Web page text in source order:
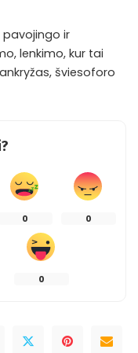
pavojingo ir
lenkimo, kur tai
šviesoforo
0 0
0